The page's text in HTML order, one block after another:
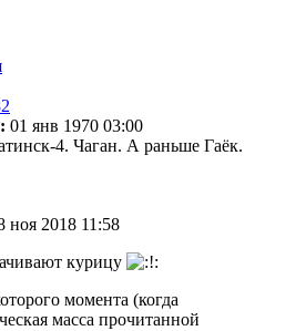
01 янв 1970 03:00
4. Чаган. А раньше Гаёк.
ноя 2018 11:58
курицу
момента (когда
масса прочитанной